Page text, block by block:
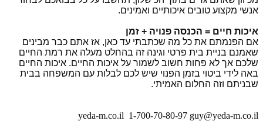
אנשי מקצוע טובים איכותיים ואמינים.
איכות חיים = הכנסה פנויה + זמן
אם הפנמתם את כל מה שכתבתי עד כאן, אז אתם כבר מבינים
שאמנם בניית בית פרטי וגינה זה בהחלט מעלה את רמת החיים
שלכם אך לא פחות חשוב לשמור על איכות החיים. איכות החיים
באה לידי ביטוי בזמן הפנוי שיש לכם לבלות עם המשפחה בבית
שבניתם וזה החלום האמיתי.
yeda-m.co.il 1-700-70-80-97 guy@yeda-m.co.il